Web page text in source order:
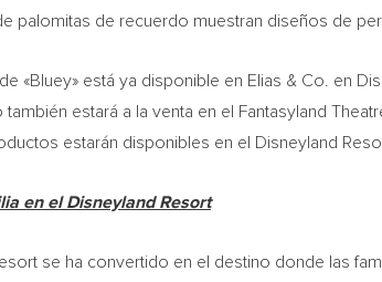
palomitas de recuerdo muestran diseños de
«Bluey» está ya disponible en Elias & Co. en
estará a la venta en el Fantasyland
estarán disponibles en el Disneyland
en el Disneyland Resort
se ha convertido en el destino donde las